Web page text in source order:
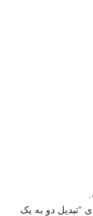
“تبدیل دو به یک